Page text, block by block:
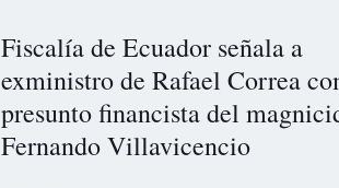
Fiscalía de Ecuador señala a
exministro de Rafael Correa
presunto financista del
Fernando Villavicencio